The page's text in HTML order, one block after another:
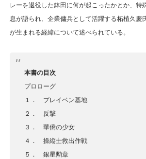
レーを退役した鉢田に何が起こったかとか、特
息が語られ、企業傭兵として活躍する柘植久慶
が生まれる経緯について述べられている。
本書の目次
プロローグ
１． プレイベン基地
２． 反撃
３． 華僑の少女
４． 操縦士救出作戦
５． 銀星勲章